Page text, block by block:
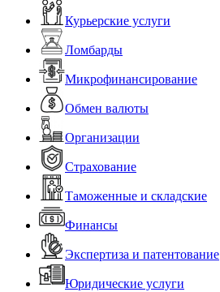
Курьерские услуги
Ломбарды
Микрофинансирование
Обмен валюты
Организации
Страхование
Таможенные и складские
Финансы
Экспертиза и патентование
Юридические услуги